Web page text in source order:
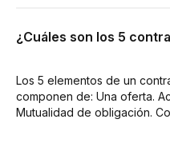
¿Cuáles son los 5
Los 5 elementos de un
componen de: Una oferta.
Mutualidad de obligación.